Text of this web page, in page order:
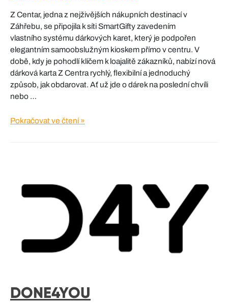
Z Centar, jedna z nejživějších nákupních destinací v
Záhřebu, se připojila k síti SmartGifty zavedením
vlastního systému dárkových karet, který je podpořen
elegantním samoobslužným kioskem přímo v centru. V
době, kdy je pohodlí klíčem k loajalitě zákazníků, nabízí nová
dárková karta Z Centra rychlý, flexibilní a jednoduchý
způsob, jak obdarovat. Ať už jde o dárek na poslední chvíli
nebo …
Z
Pokračovat ve čtení »
DONE4YOU